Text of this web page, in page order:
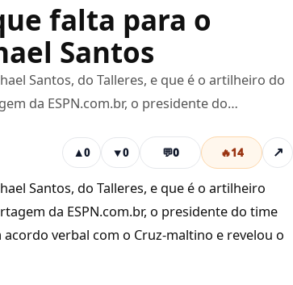
falta para o
Santos
Santos, do Talleres, e que é o artilheiro do
da ESPN.com.br, o presidente do…
▲0 ▼0 💬0 🔥14 ↗
Santos, do Talleres, e que é o artilheiro
da ESPN.com.br, o presidente do time
verbal com o Cruz-maltino e revelou o